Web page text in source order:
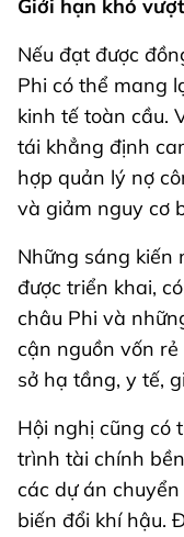
Giới hạn khó
Nếu đạt được
Phi có thể mang
kinh tế toàn cầu.
tái khẳng định
hợp quản lý nợ
và giảm nguy cơ
Những sáng kiến
được triển khai,
châu Phi và
cận nguồn vốn
sở hạ tầng, y tế,
Hội nghị cũng có
trình tài chính
các dự án
biến đổi khí hậu.